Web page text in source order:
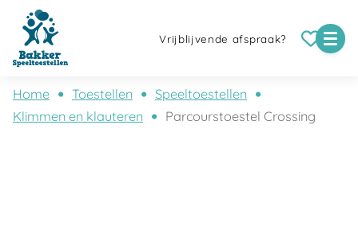
Vrijblijvende afspraak?
Home Toestellen
Speeltoestellen
Klimmen en klauteren
Parcourstoestel Crossing